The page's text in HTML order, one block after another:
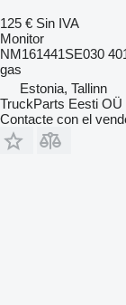
125 € Sin IVA
Monitor
NM161441SE030
gas
Estonia, Tallinn
TruckParts Eesti OÜ
Contacte con el